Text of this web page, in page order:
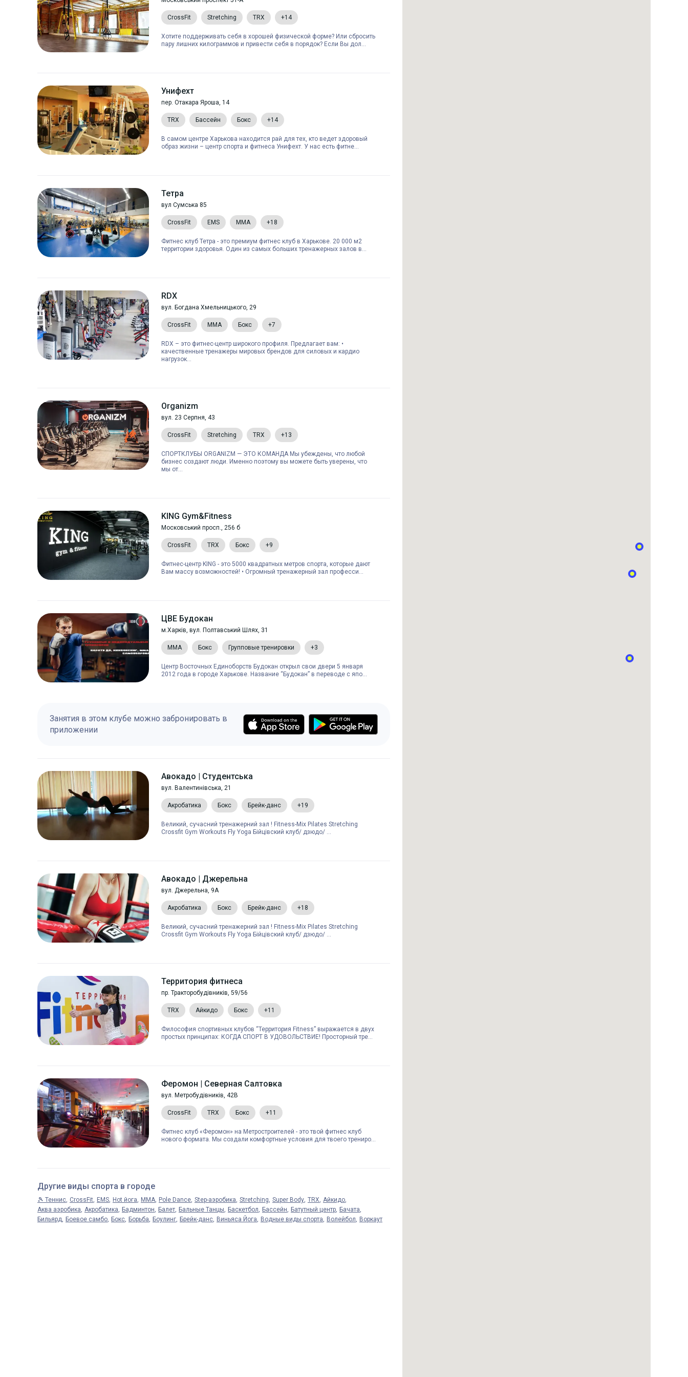
CrossFit Stretching TRX +14
Хотите поддерживать себя в хорошей физической форме? Или сбросить
пару лишних килограммов и привести себя в порядок? Если Вы дол...
Унифехт
пер. Отакара Яроша, 14
TRX Бассейн Бокс +14
В самом центре Харькова находится рай для тех, кто ведет здоровый
образ жизни – центр спорта и фитнеса Унифехт. У нас есть фитне...
Тетра
вул Сумська 85
CrossFit EMS MMA +18
Фитнес клуб Тетра - это премиум фитнес клуб в Харькове. 20 000 м2
территории здоровья. Один из самых больших тренажерных залов в...
RDX
вул. Богдана Хмельницького, 29
CrossFit MMA Бокс +7
RDX – это фитнес-центр широкого профиля. Предлагает вам: •
качественные тренажеры мировых брендов для силовых и кардио
нагрузок...
Organizm
вул. 23 Серпня, 43
CrossFit Stretching TRX +13
СПОРТКЛУБЫ ORGANIZM — ЭТО КОМАНДА Мы убеждены, что любой
бизнес создают люди. Именно поэтому вы можете быть уверены, что
мы от...
KING Gym&Fitness
Московський просп., 256 б
CrossFit TRX Бокс +9
Фитнес-центр KING - это 5000 квадратных метров спорта, которые дают
Вам массу возможностей! • Огромный тренажерный зал професси...
ЦВЕ Будокан
м.Харків, вул. Полтавський Шлях, 31
MMA Бокс Групповые тренировки +3
Центр Восточных Единоборств Будокан открыл свои двери 5 января
2012 года в городе Харькове. Название “Будокан” в переводе с япо...
Занятия в этом клубе можно забронировать в
приложении
Авокадо | Студентська
вул. Валентинівська, 21
Акробатика Бокс Брейк-данс +19
Великий, сучасний тренажерний зал ! Fitness-Mix Pilates Stretching
Crossfit Gym Workouts Fly Yoga Бійцівский клуб/ дзюдо/ ...
Авокадо | Джерельна
вул. Джерельна, 9А
Акробатика Бокс Брейк-данс +18
Великий, сучасний тренажерний зал ! Fitness-Mix Pilates Stretching
Crossfit Gym Workouts Fly Yoga Бійцівский клуб/ дзюдо/ ...
Территория фитнеса
пр. Тракторобудівників, 59/56
TRX Айкидо Бокс +11
Философия спортивных клубов “Территория Fitness” выражается в двух
простых принципах: КОГДА СПОРТ В УДОВОЛЬСТВИЕ! Просторный тре...
Феромон | Северная Салтовка
вул. Метробудівників, 42В
CrossFit TRX Бокс +11
Фитнес клуб «Феромон» на Метростроителей - это твой фитнес клуб
нового формата. Мы создали комфортные условия для твоего трениро...
Другие виды спорта в городе
🎾 Теннис CrossFit EMS Hot йога MMA Pole Dance Step-аэробика Stretching Super Body TRX Айкидо
Аква аэробика Акробатика Бадминтон Балет Бальные Танцы Баскетбол Бассейн Батутный центр
Бачата
Бильярд
Боевое самбо Бокс Борьба Боулинг Брейк-данс Виньяса Йога Водные виды спорта Волейбол Воркаут